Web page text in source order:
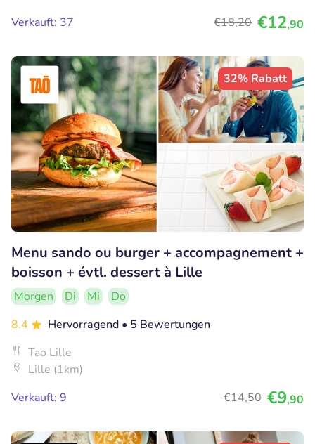
Verkauft: 37
€18,20 €12,90
32% Rabatt
Menu sando ou burger + accompagnement +
boisson + évtl. dessert à Lille
Morgen Di Mi
Do
8.4
Hervorragend • 5 Bewertungen
Tao Lille
Lille (1km)
Verkauft: 9
€14,50 €9,90